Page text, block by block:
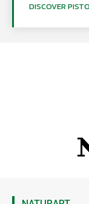
DISCOVER